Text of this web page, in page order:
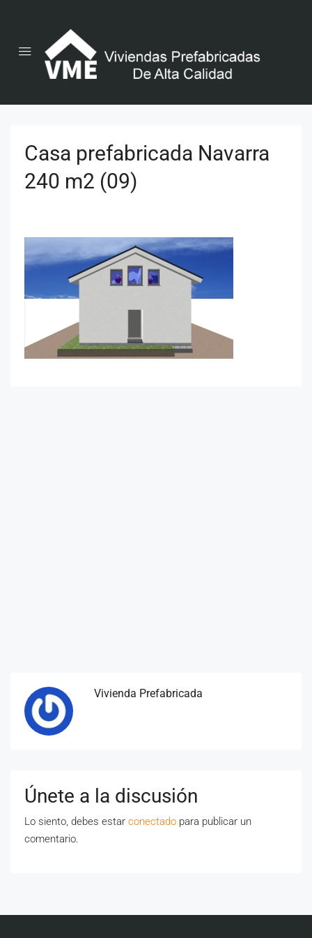
Casa prefabricada Navarra
240 m2 (09)
Vivienda Prefabricada
Únete a la discusión
Lo siento, debes estar conectado para publicar un
comentario.